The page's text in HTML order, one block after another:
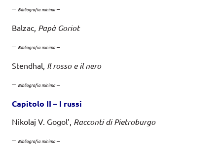
– Bibliografia minima–
Balzac, Papà Goriot
– Bibliografia minima–
Stendhal, Il rosso e il nero
– Bibliografia minima–
Capitolo II – I russi
Nikolaj V. Gogol’, Racconti di Pietroburgo
– Bibliografia minima–